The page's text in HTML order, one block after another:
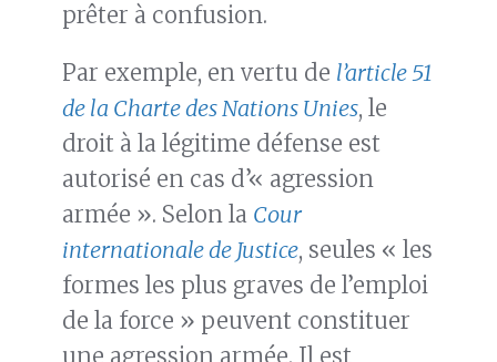
prêter à confusion.
Par exemple, en vertu de l’article 51
de la Charte des Nations Unies, le
droit à la légitime défense est
autorisé en cas d’« agression
armée ». Selon la Cour
internationale de Justice, seules « les
formes les plus graves de l’emploi
de la force » peuvent constituer
une agression armée. Il est